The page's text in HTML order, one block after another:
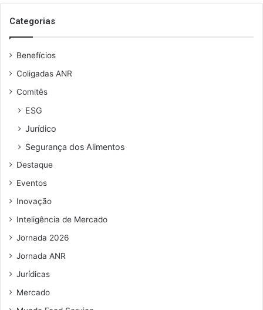
Categorias
Benefícios
Coligadas ANR
Comitês
ESG
Jurídico
Segurança dos Alimentos
Destaque
Eventos
Inovação
Inteligência de Mercado
Jornada 2026
Jornada ANR
Jurídicas
Mercado